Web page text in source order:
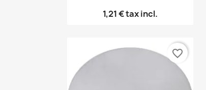
1,21 €tax incl.
favorite_border